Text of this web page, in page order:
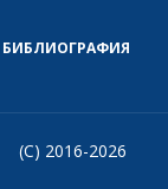
БИБЛИОГРАФИЯ
(C) 2016-2026